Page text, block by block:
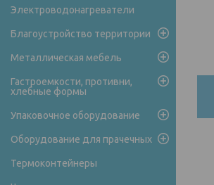
Электроводонагреватели
Благоустройство территории
Металлическая мебель
Гастроемкости, противни,
хлебные формы
Упаковочное оборудование
Оборудование для прачечных
Термоконтейнеры